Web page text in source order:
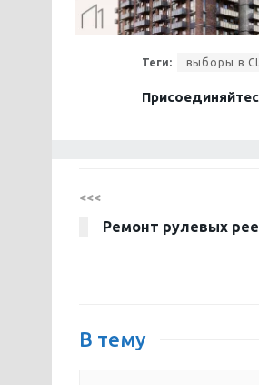
Теги: выборы в
<<<
Ремонт рулевых
В тему